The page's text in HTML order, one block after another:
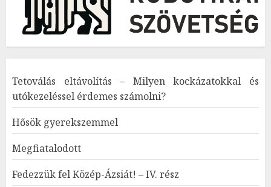
Tetoválás eltávolítás – Milyen kockázatokkal és
utókezeléssel érdemes számolni?
Hősök gyerekszemmel
Megfiatalodott
Fedezzük fel Közép-Ázsiát! – IV. rész